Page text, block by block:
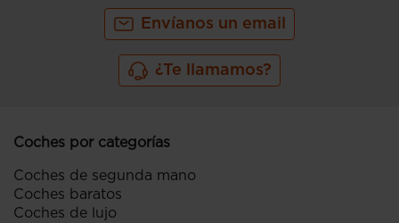
Envíanos un email
¿Te llamamos?
Coches por categorías
Coches de segunda mano
Coches baratos
Coches de lujo